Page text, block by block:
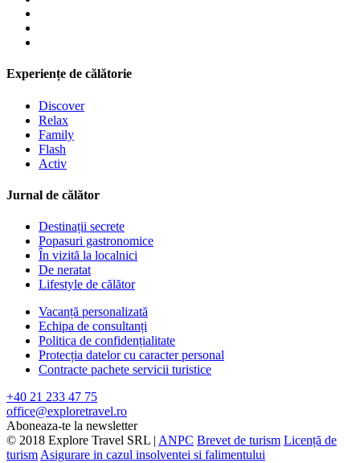
Experiențe de călătorie
Discover
Relax
Family
Flash
Activ
Jurnal de călător
Destinații secrete
Popasuri gastronomice
În vizită la localnici
De neratat
Lifestyle de călător
Vacanță personalizată
Echipa de consultanți
Politica de confidențialitate
Protecția datelor cu caracter personal
Contracte pachete servicii turistice
+40 21 233 47 75
office@exploretravel.ro
Aboneaza-te la newsletter
© 2018 Explore Travel SRL | ANPC Brevet de turism Licență de
turism Asigurare in cazul insolventei si falimentului